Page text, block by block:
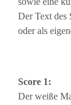
Der Text des
oder als
Score 1:
Der weiße